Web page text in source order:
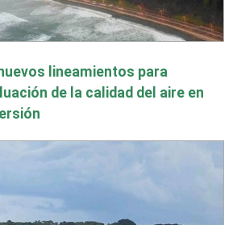
lineamientos para
de la calidad del aire en